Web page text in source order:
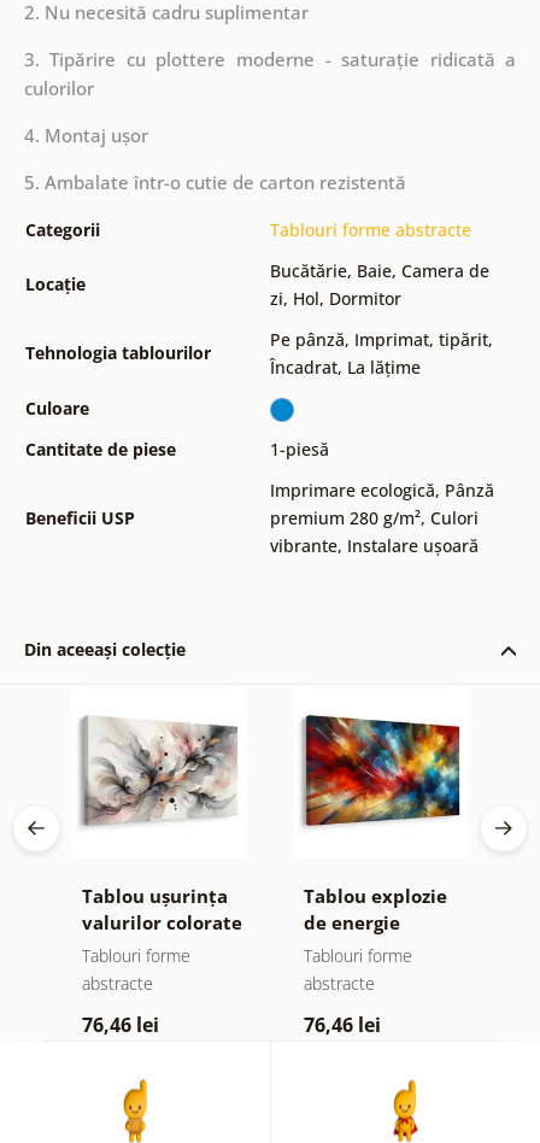
2. Nu necesită cadru suplimentar
3. Tipărire cu plottere moderne - saturație ridicată a
culorilor
4. Montaj ușor
5. Ambalate într-o cutie de carton rezistentă
Categorii Tablouri forme abstracte
Locație
Bucătărie, Baie, Camera de
zi, Hol, Dormitor
Tehnologia tablourilor
Pe pânză, Imprimat, tipărit,
Încadrat, La lățime
Culoare
Cantitate de piese
1-piesă
Beneficii USP
Imprimare ecologică, Pânză
premium 280 g/m², Culori
vibrante, Instalare ușoară
Din aceeași colecție
Tablou ușurința
valurilor colorate
Tablouri forme
abstracte
76,46 lei
Tablou explozie
de energie
colorată
Tablouri forme
abstracte
76,46 lei